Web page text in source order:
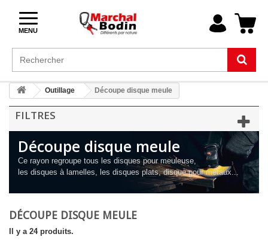
MENU
Outillage Découpe disque meule
FILTRES
Découpe disque meule
Ce rayon regroupe tous les disques pour meuleuse,
les disques à lamelles, les disques plats, disque pour métaux...
DÉCOUPE DISQUE MEULE
Il y a 24 produits.